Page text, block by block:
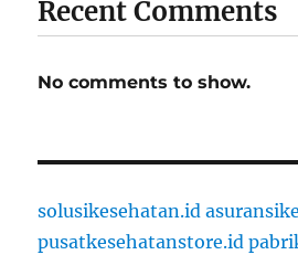
Recent Comments
No comments to show.
solusikesehatan.id
pusatkesehatanstore.id